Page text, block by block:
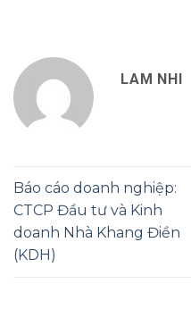
LAM NHI
Báo cáo doanh nghiệp:
CTCP Đầu tư và Kinh
doanh Nhà Khang Điền
(KDH)